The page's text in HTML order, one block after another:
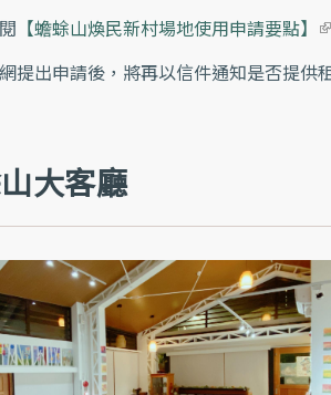
【蟾蜍山煥民新村場地使用申請要點】
提出申請後，將再以信件通知是否提供
大客廳